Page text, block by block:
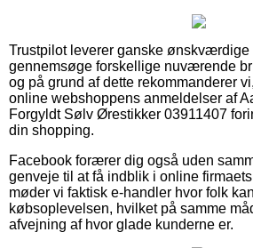
Trustpilot leverer ganske ønskværdige
gennemsøge forskellige nuværende
og på grund af dette rekommanderer
online webshoppens anmeldelser af
Forgyldt Sølv Ørestikker 03911407
din shopping.
Facebook forærer dig også uden
genveje til at få indblik i online
møder vi faktisk e-handler hvor folk
købsoplevelsen, hvilket på samme
afvejning af hvor glade kunderne er.